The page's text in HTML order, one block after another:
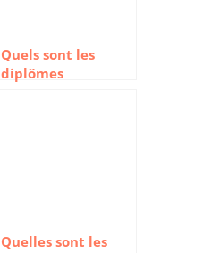
Quels sont les
diplômes
Quelles sont les